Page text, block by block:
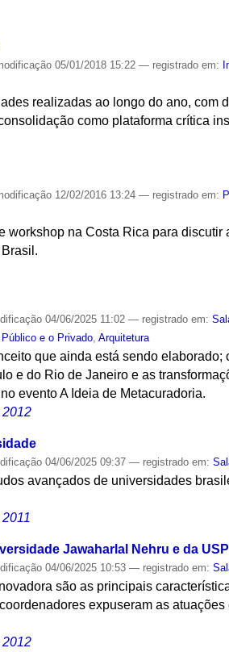
05/01/2018 15:22— registrado em:
realizadas ao longo do ano, com
como plataforma crítica
12/02/2016 13:24— registrado em:
workshop na Costa Rica para
04/06/2025 11:02— registrado em:
e o Privado,Arquitetura
que ainda está sendo elaborado;
e do Rio de Janeiro e as
evento A Ideia de Metacuradoria.
2012
04/06/2025 09:37— registrado em:
avançados de universidades
Jawaharlal Nehru e da USP
04/06/2025 10:53— registrado em:
são as principais
expuseram as
2012